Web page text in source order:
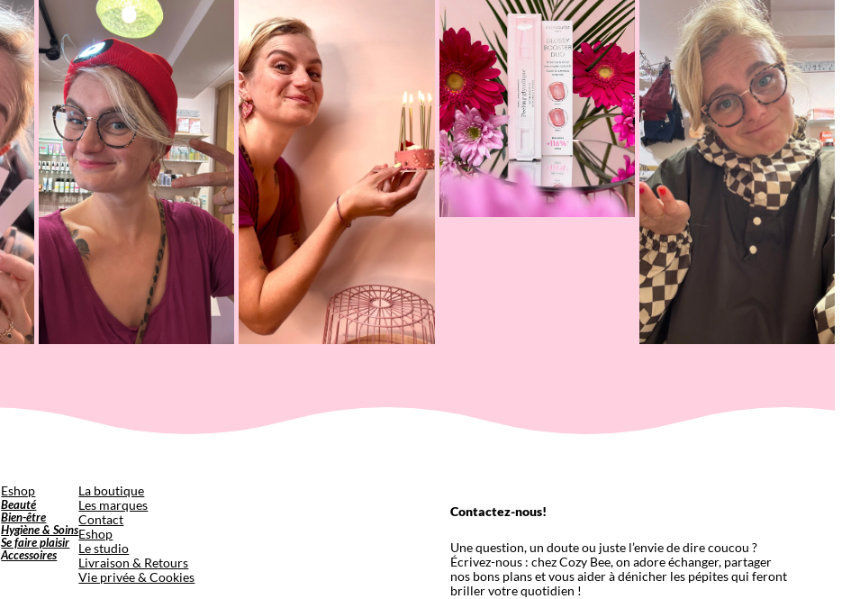
Eshop
Beauté
Bien-être
Hygiène & Soins
Se faire plaisir
Accessoires
La boutique
Les marques
Contact
Eshop
Le studio
Livraison & Retours
Vie privée & Cookies
Contactez-nous!
Une question, un doute ou juste l’envie de dire coucou ?
Écrivez-nous : chez Cozy Bee, on adore échanger, partager
nos bons plans et vous aider à dénicher les pépites qui feront
briller votre quotidien !